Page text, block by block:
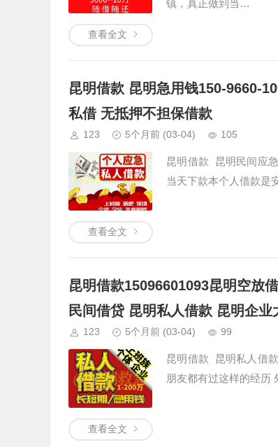
镇，真正做到当…
查看全文
昆明借款 昆明急用钱150-9660-
私借 无抵押不担保借款
123 5个月前 (03-04) 105
昆明借款 昆明民间应
当天下款本个人借款是
查看全文
昆明借款15096601093昆明空放
民间借贷 昆明私人借款 昆明企
123 5个月前 (03-04) 99
昆明借款 昆明私人借
朋友都有过这样的经历
查看全文